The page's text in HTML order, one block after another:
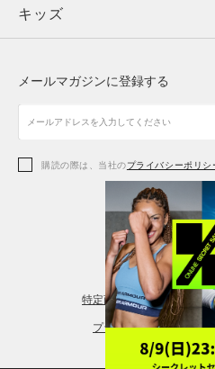
キッズ
アクセサリー
ボトムス
アクセサリー
トップス
シューズ
アクセサリー
レギンス＆タイツ
キッズ
シューズ
メールマガジンに登録する
購読の際は、当社のプライバシーポリシ
特定商取引法に基づく通販
プライバシーポリシー